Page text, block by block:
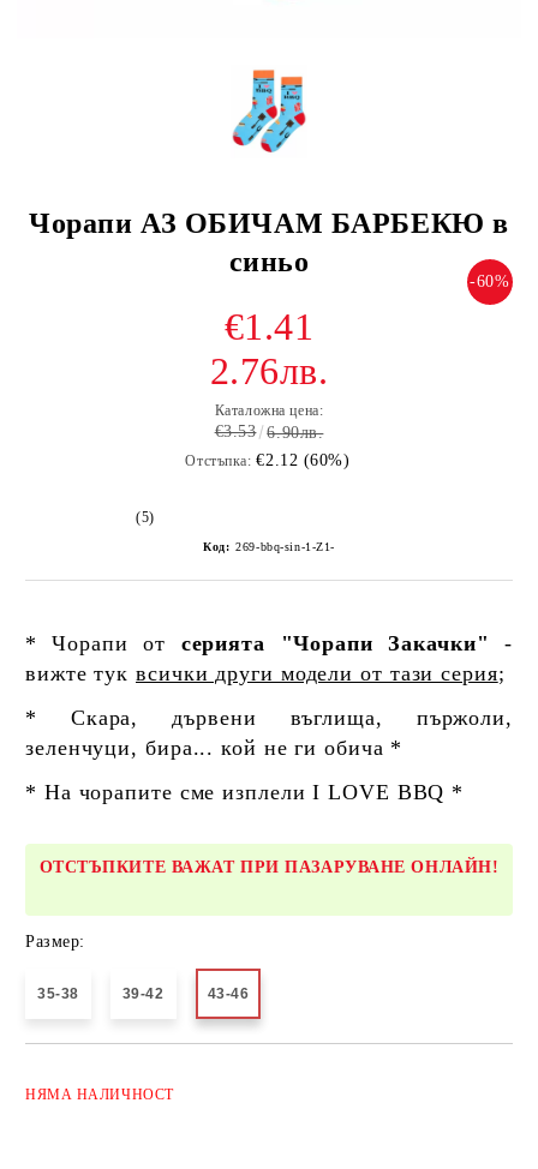
Чорапи АЗ ОБИЧАМ БАРБЕКЮ в
синьо
-60%
€1.41
2.76лв.
Каталожна цена:
€3.53 6.90лв.
Отстъпка: €2.12 (60%)
(5)
Код: 269-bbq-sin-1-Z1-
* Чорапи от серията "Чорапи Закачки"
-
вижте туквсички други модели от тази серия;
* Скара, дървени въглища, пържоли,
зеленчуци, бира... кой не ги обича *
* На чорапите сме изплели I LOVE BBQ *
ОТСТЪПКИТЕ ВАЖАТ ПРИ ПАЗАРУВАНЕ ОНЛАЙН!
Размер:
35-38 39-42 43-46
НЯМА НАЛИЧНОСТ